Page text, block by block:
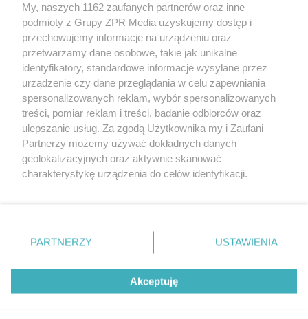
Żaden utwór zamieszczony w serwisie nie może być powielany i
rozpowszechniany lub dalej rozpowszechniany w jakikolwiek sposób (w
tym także elektroniczny lub mechaniczny) na jakimkolwiek polu
eksploatacji w jakiejkolwiek formie, włącznie z umieszczaniem w
Internecie bez pisemnej zgody właściciela praw. Jakiekolwiek użycie lub
wykorzystanie utworów w całości lub w części z naruszeniem prawa,
tzn. bez właściwej zgody, jest zabronione pod groźbą kary i może być
ścigane prawnie.
© 2026 Grupa ZPR Media
My, naszych 1162 zaufanych partnerów oraz inne
podmioty z Grupy ZPR Media uzyskujemy dostęp i
przechowujemy informacje na urządzeniu oraz
przetwarzamy dane osobowe, takie jak unikalne
identyfikatory, standardowe informacje wysyłane przez
urządzenie czy dane przeglądania w celu zapewniania
spersonalizowanych reklam, wybór spersonalizowanych
treści, pomiar reklam i treści, badanie odbiorców oraz
ulepszanie usług. Za zgodą Użytkownika my i Zaufani
Partnerzy możemy używać dokładnych danych
geolokalizacyjnych oraz aktywnie skanować
charakterystykę urządzenia do celów identyfikacji.
zmienić/wycofać klikając przycisk ustawień prywatności
znajdujący się w lewym dolnym rogu strony
rodzaje przetwarzania danych nie wymagają zgody
użytkownika, ale masz prawo sprzeciwić się takiemu
przetwarzaniu. Preferencje będą miały zastosowanie tylko
PARTNERZY USTAWIENIA
Akceptuję